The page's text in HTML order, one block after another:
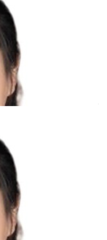
，可能是由
神经造成的
盆腔增加负
疼痛，一般
分娩的结束
的卧床休
大腿进行按
？
一种现象，
科炎症。2同
内膜异位。4
不长，可以
这样的疼